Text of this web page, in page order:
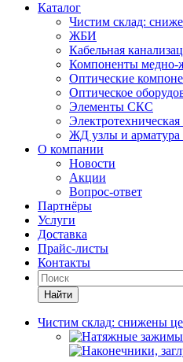
Каталог
Чистим склад:
ЖБИ
Кабельная
Компоненты медно-
Оптические
Оптическое
Элементы СКС
ЖД узлы и арматура
О компании
Новости
Акции
Вопрос-ответ
Партнёры
Услуги
Доставка
Прайс-листы
Контакты
Найти
Чистим склад: снижены